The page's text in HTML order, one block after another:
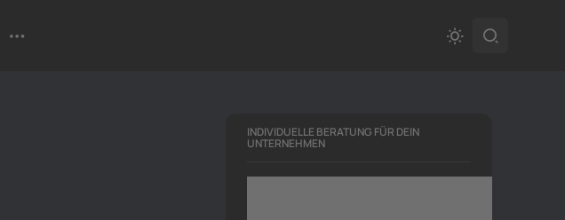
INDIVIDUELLE BERATUNG FÜR DEIN
UNTERNEHMEN